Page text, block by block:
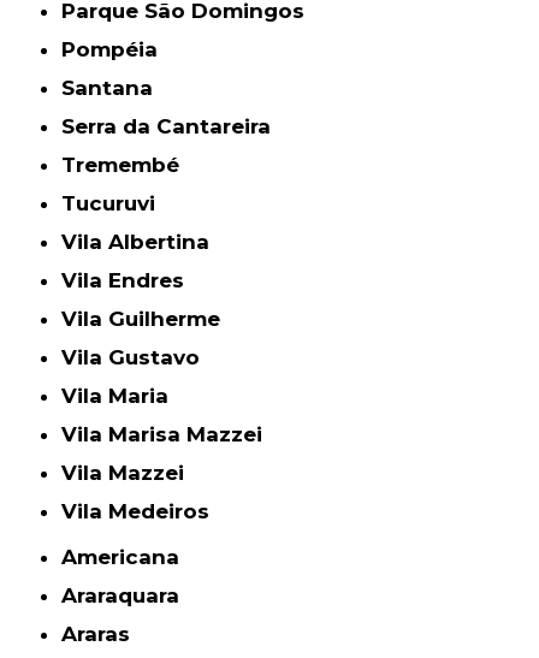
Parque São Domingos
Pompéia
Santana
Serra da Cantareira
Tremembé
Tucuruvi
Vila Albertina
Vila Endres
Vila Guilherme
Vila Gustavo
Vila Maria
Vila Marisa Mazzei
Vila Mazzei
Vila Medeiros
Americana
Araraquara
Araras